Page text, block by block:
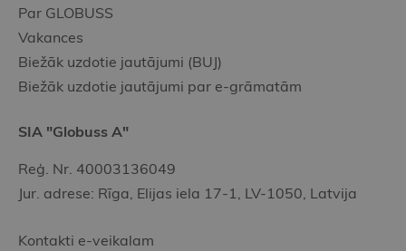
Par GLOBUSS
Vakances
Biežāk uzdotie jautājumi (BUJ)
Biežāk uzdotie jautājumi par e-grāmatām
SIA "Globuss A"
Reģ. Nr. 40003136049
Jur. adrese: Rīga, Elijas iela 17-1, LV-1050, Latvija
Kontakti e-veikalam